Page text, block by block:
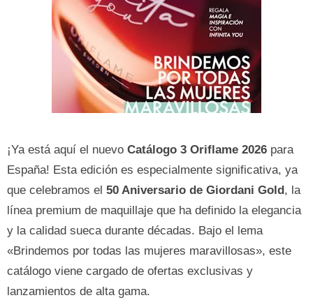
¡Ya está aquí el nuevo Catálogo 3 Oriflame 2026 para
España! Esta edición es especialmente significativa, ya
que celebramos el 50 Aniversario de Giordani Gold, la
línea premium de maquillaje que ha definido la elegancia
y la calidad sueca durante décadas. Bajo el lema
«Brindemos por todas las mujeres maravillosas», este
catálogo viene cargado de ofertas exclusivas y
lanzamientos de alta gama.